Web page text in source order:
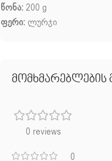
წონა:200 g
ფერი: ლურჯი
მომხმარებლების
0 reviews
0